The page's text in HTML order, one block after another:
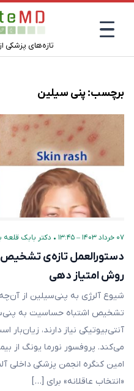
تازه‌های پزشکی
برچسب:پنی سیلین
۰۷ خرداد ۱۴۰۳ – ۱۳:۴۵ • دکتر بابک قلعه‌
دستورالعمل تازه‌ی
روش امتیاز دهی
شیوع آلرژی به پنی‌سیلین از
تشخیص اشتباه حساسیت به
آنتی‌بیوتیکی نیاز دارند،
امین کنگره انجمن پزشکی داخلی
«انتخاب عاقلانه» برای […]